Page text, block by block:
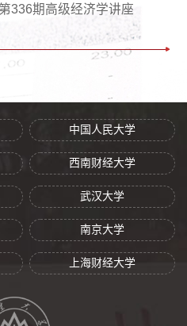
336期高级经济学讲座
中国人民大学
西南财经大学
武汉大学
南京大学
上海财经大学